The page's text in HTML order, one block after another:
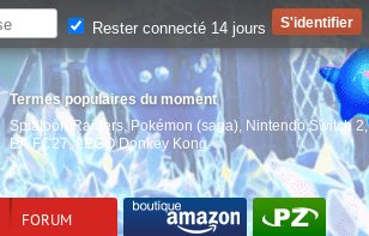
Termes populaires du moment
Splatoon Raiders, Pokémon (saga) Nintendo Switch 2,
EA FC27,LEGO Donkey Kong
FORUM
Rester connecté 14 jours